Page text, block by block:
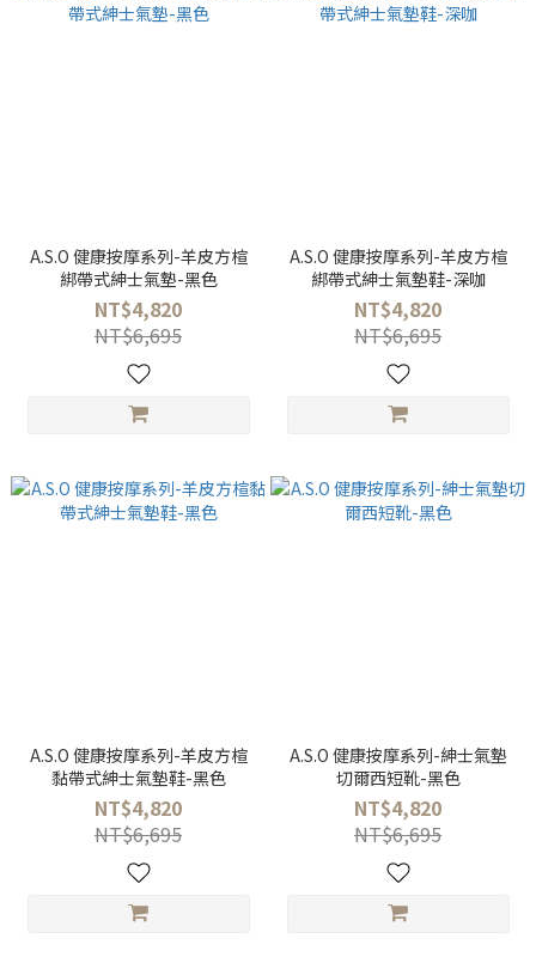
A.S.O 健康按摩系列-羊皮方楦
綁帶式紳士氣墊-黑色
NT$4,820
NT$6,695
A.S.O 健康按摩系列-羊皮方楦
綁帶式紳士氣墊鞋-深咖
NT$4,820
NT$6,695
A.S.O 健康按摩系列-羊皮方楦
黏帶式紳士氣墊鞋-黑色
NT$4,820
NT$6,695
A.S.O 健康按摩系列-紳士氣墊
切爾西短靴-黑色
NT$4,820
NT$6,695